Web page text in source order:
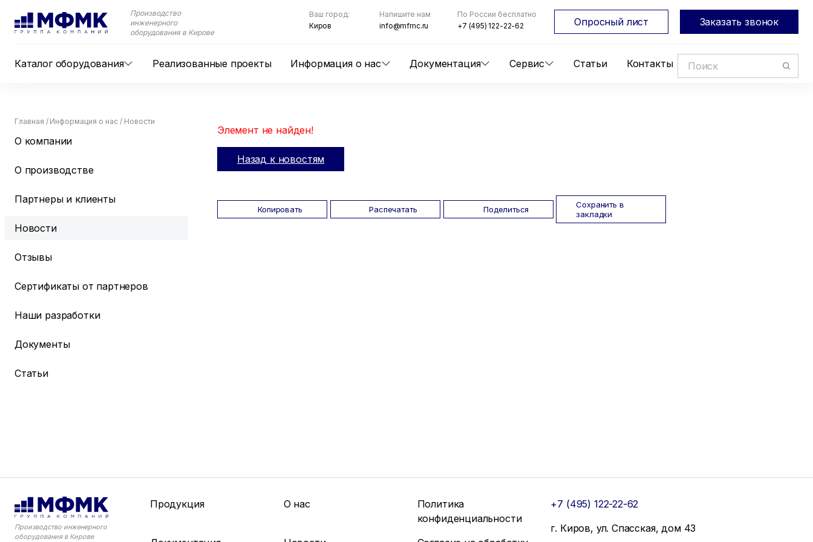
Производство
инженерного
оборудования в Кирове
Каталог оборудования Реализованные проекты Информация о нас Документация Сервис Статьи Контакты
Ваш город:
Киров
Напишите нам
info@mfmc.ru
По России бесплатно
+7 (495) 122-22-62
Опросный лист Заказать звонок
Главная / Информация о нас / Новости
О компании
О производстве
Партнеры и клиенты
Новости
Отзывы
Сертификаты от партнеров
Наши разработки
Документы
Статьи
Элемент не найден!
Назад к новостям
Копировать Распечатать Поделиться
Сохранить в
закладки
Производство инженерного
оборудования в Кирове
Продукция О нас
Политика
конфиденциальности
+7 (495) 122-22-62
г. Киров, ул. Спасская, дом 43